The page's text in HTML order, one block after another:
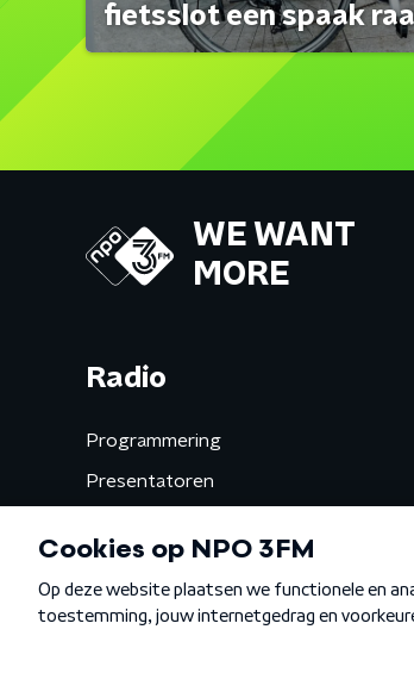
fietsslot een spaak
WE WANT
MORE
Radio
Programmering
Presentatoren
Gemist
Algemene voorwaarden Privacybeleid